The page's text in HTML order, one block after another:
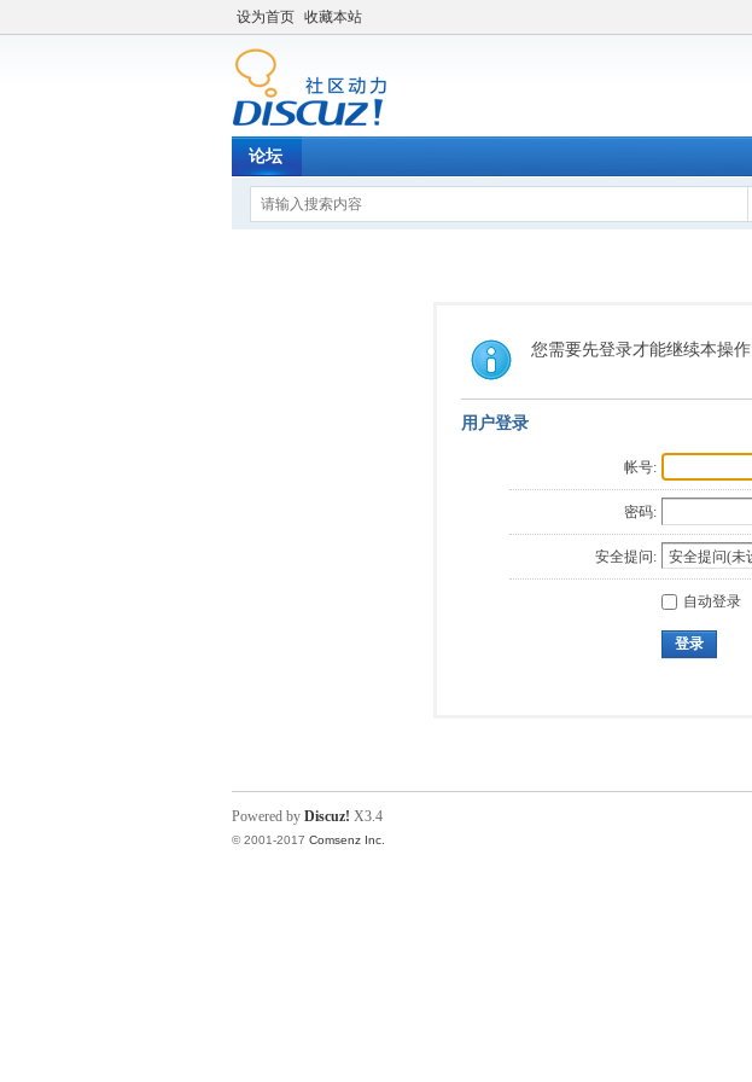
设为首页 收藏本站
论坛
您需要先登录才能继续本操作
用户登录
帐号:
密码:
安全提问:
自动登录
登录
Powered by Discuz! X3.4
© 2001-2017 Comsenz Inc.